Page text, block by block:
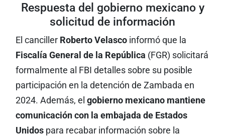
Respuesta del gobierno mexicano y
solicitud de información
El canciller Roberto Velascoinformó que la
Fiscalía General de la República (FGR) solicitará
formalmente al FBI detalles sobre su posible
participación en la detención de Zambada en
2024. Además, el gobierno mexicano mantiene
comunicación con la embajada de Estados
Unidospara recabar información sobre la